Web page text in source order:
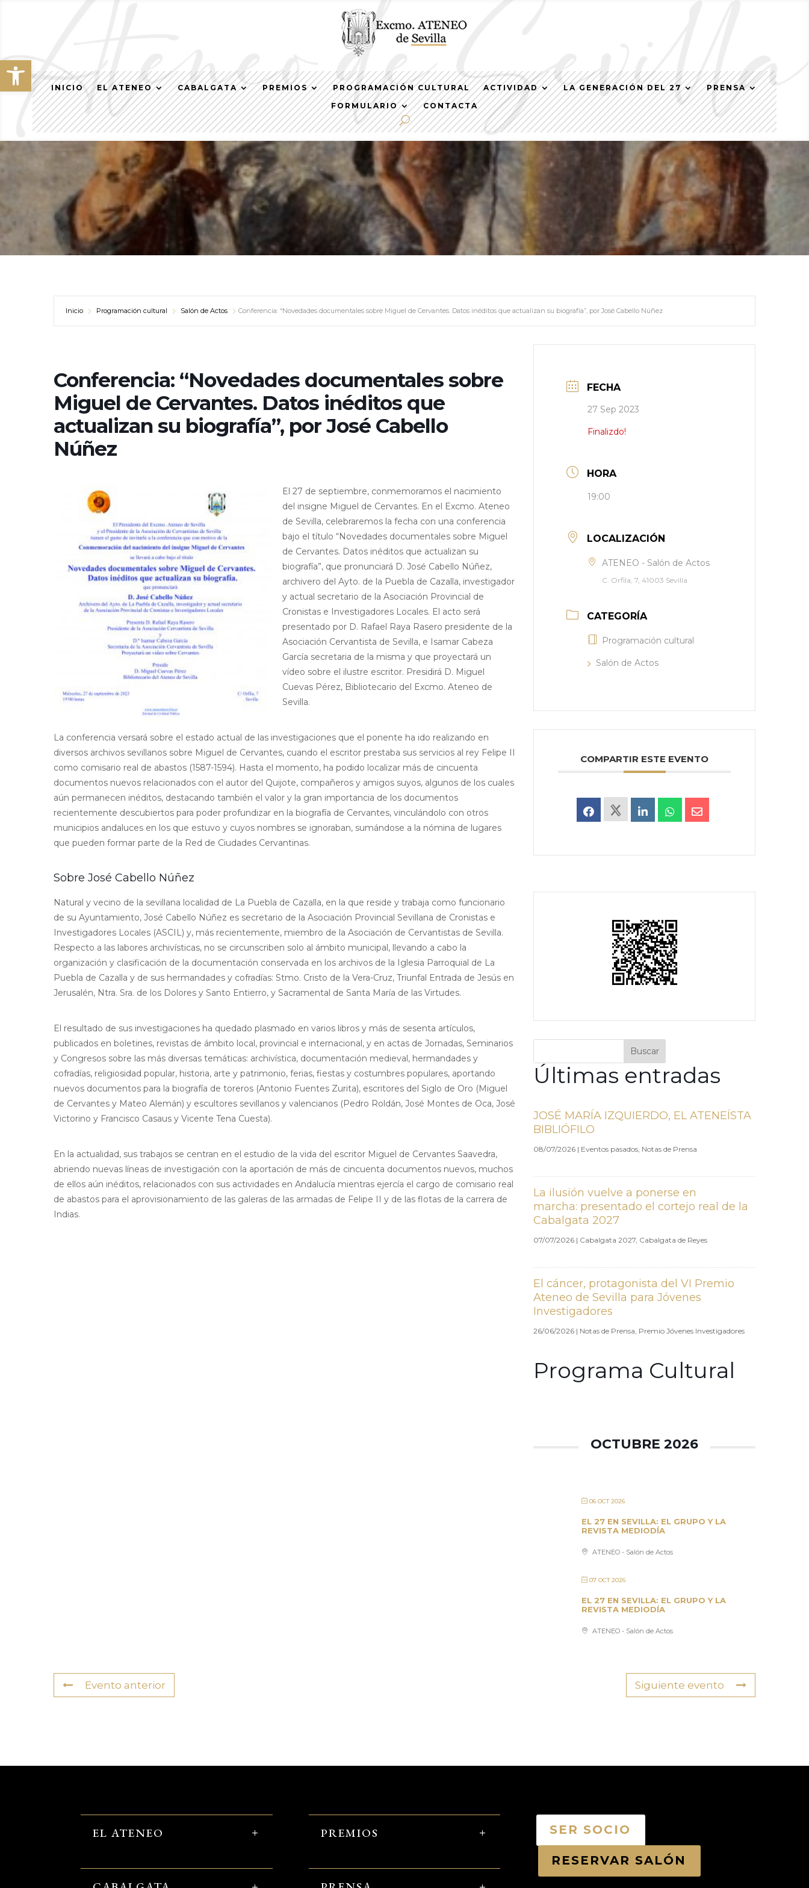
Abrir barra de herramientas
INICIO EL ATENEO CABALGATA PREMIOS PROGRAMACIÓN CULTURAL ACTIVIDAD LA GENERACIÓN DEL 27
PRENSA
FORMULARIO
CONTACTA
Inicio Programación cultural Salón de Actos Conferencia: “Novedades documentales sobre Miguel de Cervantes. Datos inéditos que actualizan su biografía”, por José Cabello Núñez
Conferencia: “Novedades documentales sobre
Miguel de Cervantes. Datos inéditos que
actualizan su biografía”, por José Cabello
Núñez
El 27 de septiembre, conmemoramos el nacimiento
del insigne Miguel de Cervantes. En el Excmo. Ateneo
de Sevilla, celebraremos la fecha con una conferencia
bajo el título “Novedades documentales sobre Miguel
de Cervantes. Datos inéditos que actualizan su
biografía”, que pronunciará D. José Cabello Núñez,
archivero del Ayto. de la Puebla de Cazalla, investigador
y actual secretario de la Asociación Provincial de
Cronistas e Investigadores Locales. El acto será
presentado por D. Rafael Raya Rasero presidente de la
Asociación Cervantista de Sevilla, e Isamar Cabeza
García secretaria de la misma y que proyectará un
vídeo sobre el ilustre escritor. Presidirá D. Miguel
Cuevas Pérez, Bibliotecario del Excmo. Ateneo de
Sevilla.
La conferencia versará sobre el estado actual de las investigaciones que el ponente ha ido realizando en
diversos archivos sevillanos sobre Miguel de Cervantes, cuando el escritor prestaba sus servicios al rey Felipe II
como comisario real de abastos (1587-1594). Hasta el momento, ha podido localizar más de cincuenta
documentos nuevos relacionados con el autor del Quijote, compañeros y amigos suyos, algunos de los cuales
aún permanecen inéditos, destacando también el valor y la gran importancia de los documentos
recientemente descubiertos para poder profundizar en la biografía de Cervantes, vinculándolo con otros
municipios andaluces en los que estuvo y cuyos nombres se ignoraban, sumándose a la nómina de lugares
que pueden formar parte de la Red de Ciudades Cervantinas.
Sobre José Cabello Núñez
Natural y vecino de la sevillana localidad de La Puebla de Cazalla, en la que reside y trabaja como funcionario
de su Ayuntamiento, José Cabello Núñez es secretario de la Asociación Provincial Sevillana de Cronistas e
Investigadores Locales (ASCIL) y, más recientemente, miembro de la Asociación de Cervantistas de Sevilla.
Respecto a las labores archivísticas, no se circunscriben solo al ámbito municipal, llevando a cabo la
organización y clasificación de la documentación conservada en los archivos de la Iglesia Parroquial de La
Puebla de Cazalla y de sus hermandades y cofradías: Stmo. Cristo de la Vera-Cruz, Triunfal Entrada de Jesús en
Jerusalén, Ntra. Sra. de los Dolores y Santo Entierro, y Sacramental de Santa María de las Virtudes.
El resultado de sus investigaciones ha quedado plasmado en varios libros y más de sesenta artículos,
publicados en boletines, revistas de ámbito local, provincial e internacional, y en actas de Jornadas, Seminarios
y Congresos sobre las más diversas temáticas: archivística, documentación medieval, hermandades y
cofradías, religiosidad popular, historia, arte y patrimonio, ferias, fiestas y costumbres populares, aportando
nuevos documentos para la biografía de toreros (Antonio Fuentes Zurita), escritores del Siglo de Oro (Miguel
de Cervantes y Mateo Alemán) y escultores sevillanos y valencianos (Pedro Roldán, José Montes de Oca, José
Victorino y Francisco Casaus y Vicente Tena Cuesta).
En la actualidad, sus trabajos se centran en el estudio de la vida del escritor Miguel de Cervantes Saavedra,
abriendo nuevas líneas de investigación con la aportación de más de cincuenta documentos nuevos, muchos
de ellos aún inéditos, relacionados con sus actividades en Andalucía mientras ejercía el cargo de comisario real
de abastos para el aprovisionamiento de las galeras de las armadas de Felipe II y de las flotas de la carrera de
Indias.
FECHA
27 Sep 2023
Finalizdo!
HORA
19:00
LOCALIZACIÓN
ATENEO - Salón de Actos
C. Orfila, 7, 41003 Sevilla
CATEGORÍA
Programación cultural
Salón de Actos
COMPARTIR ESTE EVENTO
Buscar
Últimas entradas
JOSÉ MARÍA IZQUIERDO, EL ATENEÍSTA
BIBLIÓFILO
08/07/2026 | Eventos pasados, Notas de Prensa
La ilusión vuelve a ponerse en
marcha: presentado el cortejo real de la
Cabalgata 2027
07/07/2026 | Cabalgata 2027, Cabalgata de Reyes
El cáncer, protagonista del VI Premio
Ateneo de Sevilla para Jóvenes
Investigadores
26/06/2026 | Notas de Prensa, Premio Jóvenes Investigadores
Programa Cultural
OCTUBRE 2026
06 OCT 2026
EL 27 EN SEVILLA: EL GRUPO Y LA
REVISTA MEDIODÍA
ATENEO - Salón de Actos
07 OCT 2026
EL 27 EN SEVILLA: EL GRUPO Y LA
REVISTA MEDIODÍA
ATENEO - Salón de Actos
Evento anterior Siguiente evento
EL ATENEO PREMIOS SER SOCIO
RESERVAR SALÓN